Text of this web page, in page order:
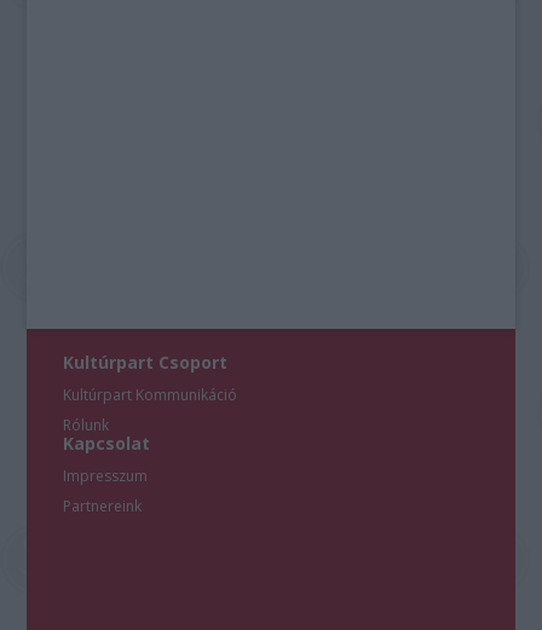
Kultúrpart Csoport
Kultúrpart Kommunikáció
Rólunk
Kapcsolat
Impresszum
Partnereink